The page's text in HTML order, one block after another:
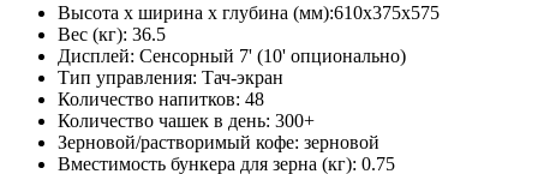
Высота х ширина х глубина (мм):610х375х575
Вес (кг): 36.5
Дисплей: Сенсорный 7' (10' опционально)
Тип управления: Тач-экран
Количество напитков: 48
Количество чашек в день: 300+
Зерновой/растворимый кофе: зерновой
Вместимость бункера для зерна (кг): 0.75